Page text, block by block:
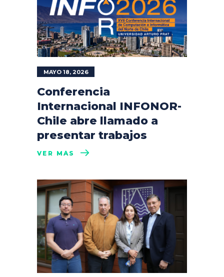
MAYO 18, 2026
Conferencia
Internacional INFONOR-
Chile abre llamado a
presentar trabajos
VER MÁS